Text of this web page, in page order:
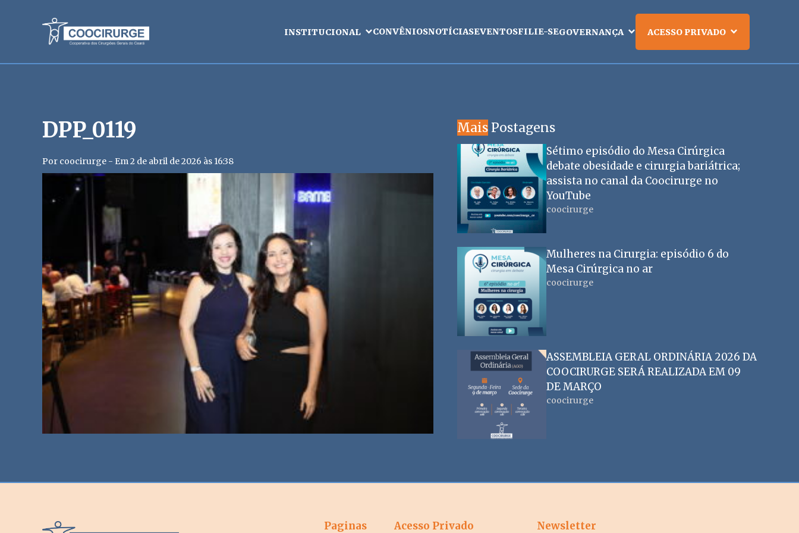
INSTITUCIONAL CONVÊNIOSNOTÍCIASEVENTOSFILIE-SEGOVERNANÇA ACESSO PRIVADO
DPP_0119
Por coocirurge - Em 2 de abril de 2026 às 16:38
Mais Postagens
Sétimo episódio do Mesa Cirúrgica
debate obesidade e cirurgia bariátrica;
assista no canal da Coocirurge no
YouTube
coocirurge
Mulheres na Cirurgia: episódio 6 do
Mesa Cirúrgica no ar
coocirurge
ASSEMBLEIA GERAL ORDINÁRIA 2026 DA
COOCIRURGE SERÁ REALIZADA EM 09
DE MARÇO
coocirurge
Paginas Acesso Privado Newsletter